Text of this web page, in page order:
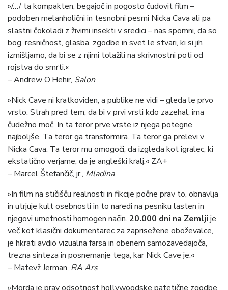
»/…/ ta kompakten, begajoč in pogosto čudovit film –
podoben melanholični in tesnobni pesmi Nicka Cava ali pa
slastni čokoladi z živimi insekti v sredici – nas spomni, da so
bog, resničnost, glasba, zgodbe in svet le stvari, ki si jih
izmišljamo, da bi se z njimi tolažili na skrivnostni poti od
rojstva do smrti.«
– Andrew O’Hehir, Salon
»Nick Cave ni kratkoviden, a publike ne vidi – gleda le prvo
vrsto. Strah pred tem, da bi v prvi vrsti kdo zazehal, ima
čudežno moč. In ta teror prve vrste iz njega potegne
najboljše. Ta teror ga transformira. Ta teror ga prelevi v
Nicka Cava. Ta teror mu omogoči, da izgleda kot igralec, ki
ekstatično verjame, da je angleški kralj.« ZA+
– Marcel Štefančič, jr., Mladina
»In film na stičišču realnosti in fikcije počne prav to, obnavlja
in utrjuje kult osebnosti in to naredi na pesniku lasten in
njegovi umetnosti homogen način. 20.000 dni na Zemlji je
več kot klasični dokumentarec za zaprisežene oboževalce,
je hkrati avdio vizualna farsa in obenem samozavedajoča,
trezna sinteza in posnemanje tega, kar Nick Cave je.«
– Matevž Jerman, RA Ars